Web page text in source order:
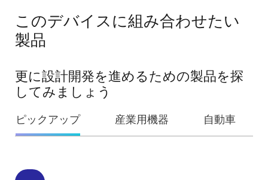
このデバイスに組み合わせたい
製品
更に設計開発を進めるための製品を探
してみましょう
ピックアップ 産業用機器 自動車